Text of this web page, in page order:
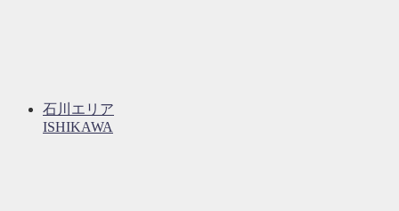
石川エリア
ISHIKAWA